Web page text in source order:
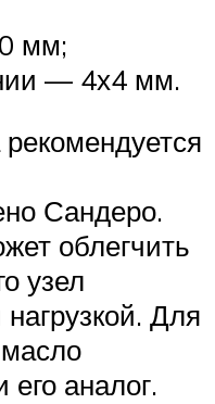
мм;
— 4х4 мм.
Сандеро.
облегчить
узел
Для
его аналог.